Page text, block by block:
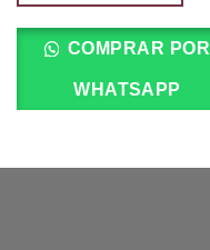
COMPRAR POR
WHATSAPP